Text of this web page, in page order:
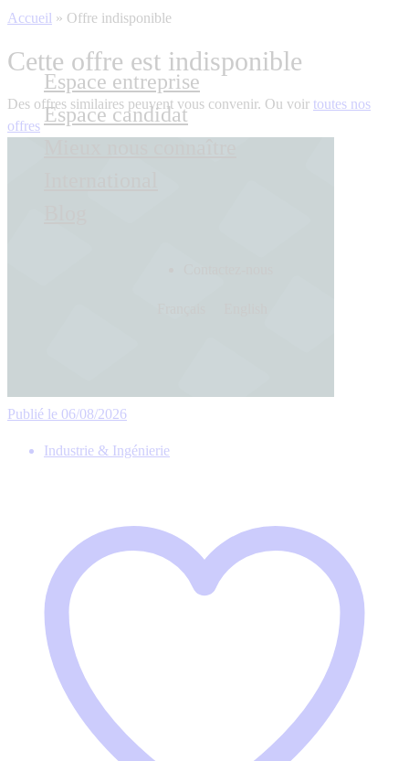
Espace entreprise
Espace candidat
Accueil » Offre indisponible
Cette offre est indisponible
Des offres similaires peuvent vous convenir. Ou voir toutes nos
offres
Publié le 06/08/2026
Industrie & Ingénierie